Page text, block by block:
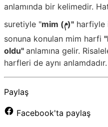
anlamında bir kelimedir.
suretiyle "mim (م)" harfiyle
sonuna konulan mim harfi
oldu" anlamına gelir.
harfleri de aynı anlamdadır.
Paylaş
Facebook'ta paylaş